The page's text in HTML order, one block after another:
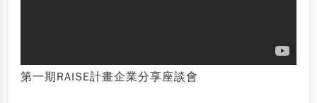
第一期RAISE計畫企業分享座談會